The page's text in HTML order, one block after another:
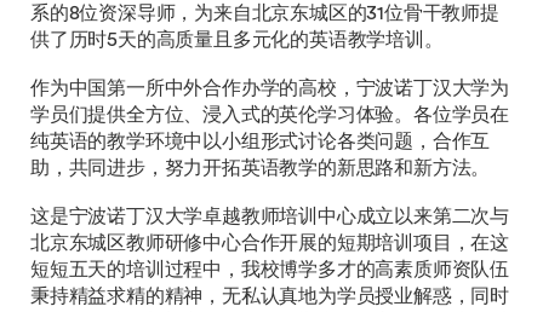
系的8位资深导师，为来自北京东城区的31位骨干教师提
供了历时5天的高质量且多元化的英语教学培训。
作为中国第一所中外合作办学的高校，宁波诺丁汉大学为
学员们提供全方位、浸入式的英伦学习体验。各位学员在
纯英语的教学环境中以小组形式讨论各类问题，合作互
助，共同进步，努力开拓英语教学的新思路和新方法。
这是宁波诺丁汉大学卓越教师培训中心成立以来第二次与
北京东城区教师研修中心合作开展的短期培训项目，在这
短短五天的培训过程中，我校博学多才的高素质师资队伍
秉持精益求精的精神，无私认真地为学员授业解惑，同时